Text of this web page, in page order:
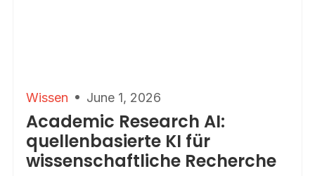
Wissen June 1, 2026
Academic Research AI:
quellenbasierte KI für
wissenschaftliche Recherche